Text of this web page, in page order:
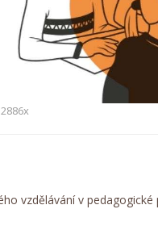
2886x
vzdělávání v pedagogické